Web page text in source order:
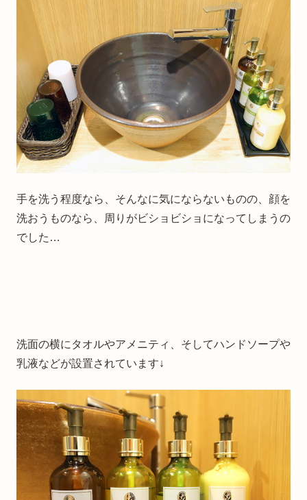
手を洗う程度なら、そんなに気にならないものの、顔を
洗おうものなら、周りがビショビショになってしまうの
でした…
洗面の横にタオルやアメニティ、そしてハンドソープや
乳液などが設置されています↓